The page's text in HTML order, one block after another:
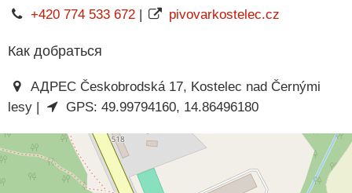
+420 774 533 672| pivovarkostelec.cz
Как добраться
АДРЕС Českobrodská 17, Kostelec nad Černými
lesy |
GPS: 49.99794160, 14.86496180